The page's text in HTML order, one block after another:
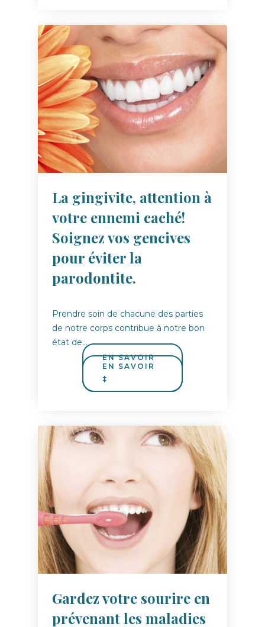
La gingivite, attention à
votre ennemi caché!
Soignez vos gencives
pour éviter la
parodontite.
Prendre soin de chacune des parties
de notre corps contribue à notre bon
état de…
Gardez votre sourire en
prévenant les maladies